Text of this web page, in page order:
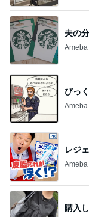
夫の
Ameba
びっ
Ameba
レジ
Ameba
購入